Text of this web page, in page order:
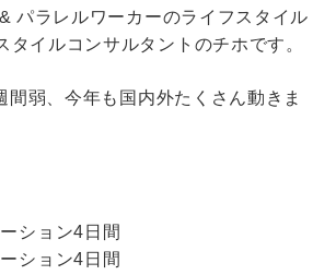
パラレルワーカーのライフスタイル
タイルコンサルタントのチホです。
間弱、今年も国内外たくさん動きま
ション4日間
ション4日間